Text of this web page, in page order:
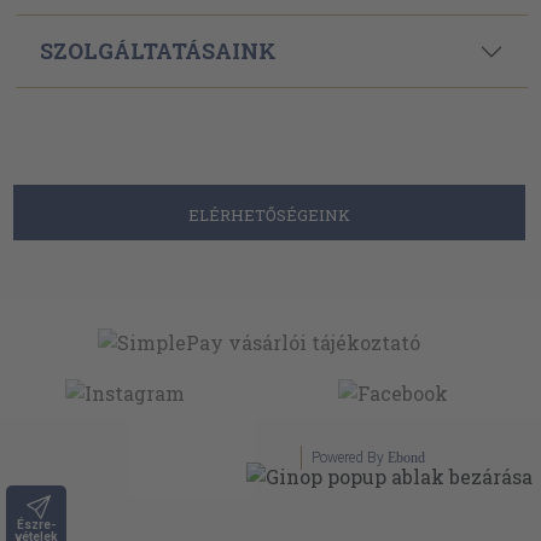
Észre-
vételek
SZOLGÁLTATÁSAINK
ELÉRHETŐSÉGEINK
Powered By Ebond